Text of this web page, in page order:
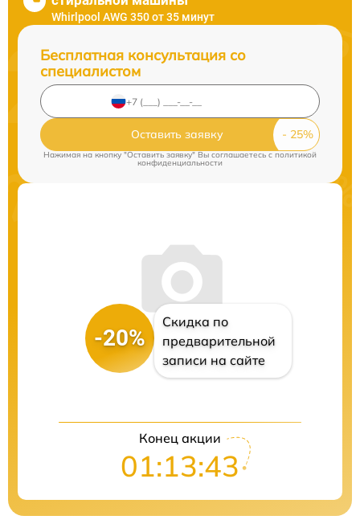
Whirlpool AWG 350 от 35 минут
Бесплатная консультация со
специалистом
Оставить заявку
Нажимая на кнопку "Оставить заявку" Вы соглашаетесь c политикой
конфиденциальности
-20%
Скидка по
предварительной
записи на сайте
Конец акции
01:13:42